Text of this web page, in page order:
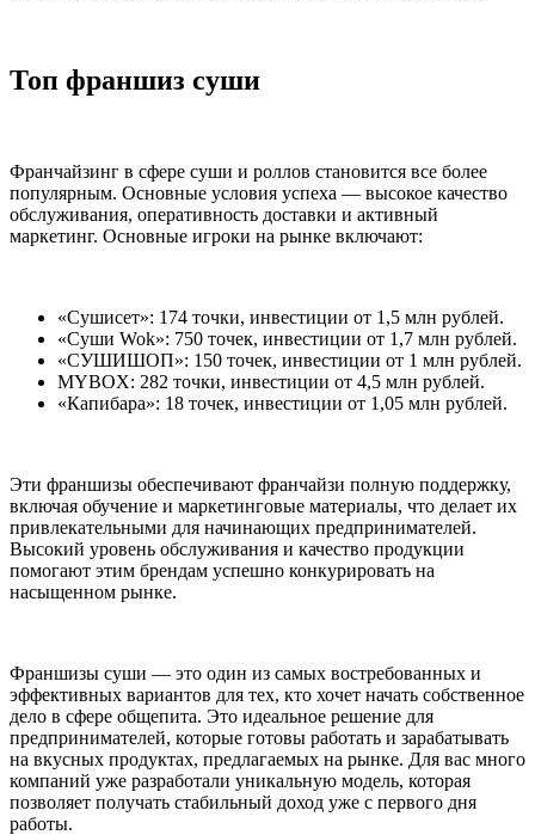
Топ франшиз суши
Франчайзинг в сфере суши и роллов становится все более
популярным. Основные условия успеха — высокое качество
обслуживания, оперативность доставки и активный
маркетинг. Основные игроки на рынке включают:
«Сушисет»: 174 точки, инвестиции от 1,5 млн рублей.
«Суши Wok»: 750 точек, инвестиции от 1,7 млн рублей.
«СУШИШОП»: 150 точек, инвестиции от 1 млн рублей.
MYBOX: 282 точки, инвестиции от 4,5 млн рублей.
«Капибара»: 18 точек, инвестиции от 1,05 млн рублей.
Эти франшизы обеспечивают франчайзи полную поддержку,
включая обучение и маркетинговые материалы, что делает их
привлекательными для начинающих предпринимателей.
Высокий уровень обслуживания и качество продукции
помогают этим брендам успешно конкурировать на
насыщенном рынке.
Франшизы суши — это один из самых востребованных и
эффективных вариантов для тех, кто хочет начать собственное
дело в сфере общепита. Это идеальное решение для
предпринимателей, которые готовы работать и зарабатывать
на вкусных продуктах, предлагаемых на рынке. Для вас много
компаний уже разработали уникальную модель, которая
позволяет получать стабильный доход уже с первого дня
работы.